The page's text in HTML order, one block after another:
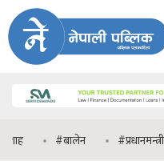
#प्रधानमन्त्री #राप्रपा